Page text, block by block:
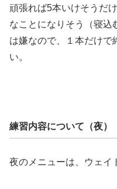
頑張れば5本いけそうだ
なことになりそう（寝込
は嫌なので、１本だけで
い。
練習内容について（夜）
夜のメニューは、ウェイ